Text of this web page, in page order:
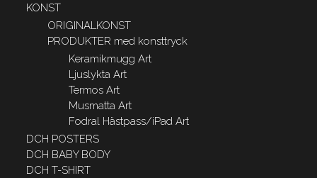
KONST
ORIGINALKONST
PRODUKTER med konsttryck
Keramikmugg Art
Ljuslykta Art
Termos Art
Musmatta Art
Fodral Hästpass/iPad Art
DCH POSTERS
DCH BABY BODY
DCH T-SHIRT